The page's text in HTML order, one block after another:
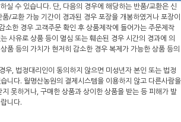
실 수 있습니다. 단, 다음의 경우에 해당하는 반품/교환은 신
/교환 가능 기간이 경과된 경우 포장을 개봉하였거나 포장이
소한 경우 고객주문 확인 후 상품제작에 들어가는 주문제작
사유로 상품 등이 멸심 또는 훼손된 경우 시간의 경과에 의
품 등의 가치가 현저히 감소한 경우 복제가 가능한 상품 등의
우, 법정대리인이 동의하지 않으면 미성년자 본인 또는 법정
니다. 월명산농원의 결제시스템을 이용하지 않고 다른사람을
못하거나, 구매한 상품과 상이한 상품을 받는 등 피해가 발
니다.